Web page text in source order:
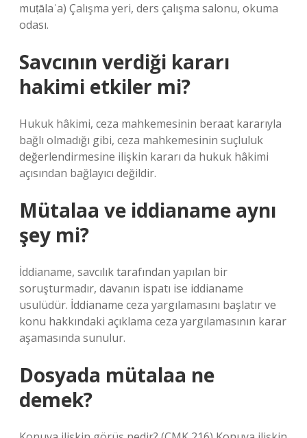
muṭālaʿa) Çalışma yeri, ders çalışma salonu, okuma
odası.
Savcının verdiği kararı
hakimi etkiler mi?
Hukuk hâkimi, ceza mahkemesinin beraat kararıyla
bağlı olmadığı gibi, ceza mahkemesinin suçluluk
değerlendirmesine ilişkin kararı da hukuk hâkimi
açısından bağlayıcı değildir.
Mütalaa ve iddianame aynı
şey mi?
İddianame, savcılık tarafından yapılan bir
soruşturmadır, davanın ispatı ise iddianame
usulüdür. İddianame ceza yargılamasını başlatır ve
konu hakkındaki açıklama ceza yargılamasının karar
aşamasında sunulur.
Dosyada mütalaa ne
demek?